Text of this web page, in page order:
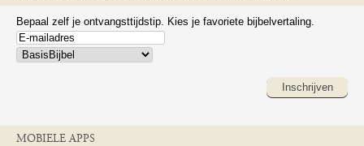
Bepaal zelf je ontvangsttijdstip. Kies je favoriete bijbelvertaling.
Inschrijven
MOBIELE APPS